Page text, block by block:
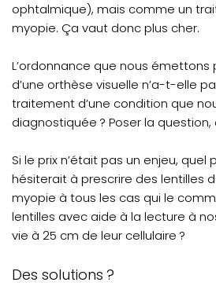
ophtalmique), mais comme un
myopie. Ça vaut donc plus cher.
L’ordonnance que nous émettons
d’une orthèse visuelle n’a-t-elle
traitement d’une condition que
diagnostiquée ? Poser la question,
Si le prix n’était pas un enjeu, quel
hésiterait à prescrire des lentilles
myopie à tous les cas qui le
lentilles avec aide à la lecture à
vie à 25 cm de leur cellulaire ?
Des solutions ?